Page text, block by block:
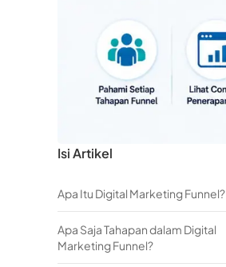
Isi Artikel
Apa Itu Digital Marketing Funnel?
Apa Saja Tahapan dalam Digital
Marketing Funnel?